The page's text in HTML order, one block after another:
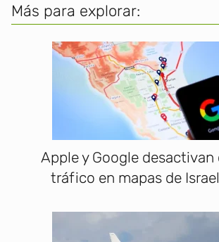
Más para explorar:
Apple y Google desactivan
tráfico en mapas de